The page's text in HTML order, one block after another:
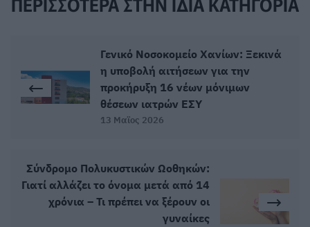
Γενικό Νοσοκομείο Χανίων: Ξεκινά
η υποβολή αιτήσεων για την
προκήρυξη 16 νέων μόνιμων
θέσεων ιατρών ΕΣΥ
13 Μαϊος 2026
Σύνδρομο Πολυκυστικών Ωοθηκών:
Γιατί αλλάζει το όνομα μετά από 14
χρόνια – Τι πρέπει να ξέρουν οι
γυναίκες